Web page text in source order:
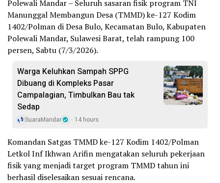
Polewali Mandar – Seluruh sasaran fisik program TNI
Manunggal Membangun Desa (TMMD) ke-127 Kodim
1402/Polman di Desa Bulo, Kecamatan Bulo, Kabupaten
Polewali Mandar, Sulawesi Barat, telah rampung 100
persen, Sabtu (7/3/2026).
Warga Keluhkan Sampah SPPG
Dibuang di Kompleks Pasar
Campalagian, Timbulkan Bau tak
Sedap
SuaraMandar 14 hours
Komandan Satgas TMMD ke-127 Kodim 1402/Polman
Letkol Inf Ikhwan Arifin mengatakan seluruh pekerjaan
fisik yang menjadi target program TMMD tahun ini
berhasil diselesaikan sesuai rencana.